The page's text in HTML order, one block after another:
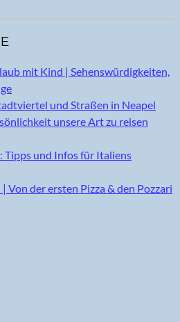
mit Kind | Sehenswürdigkeiten,
und Straßen in Neapel
unsere Art zu reisen
Tipps und Infos für Italiens
Von der ersten Pizza & den Pozzari